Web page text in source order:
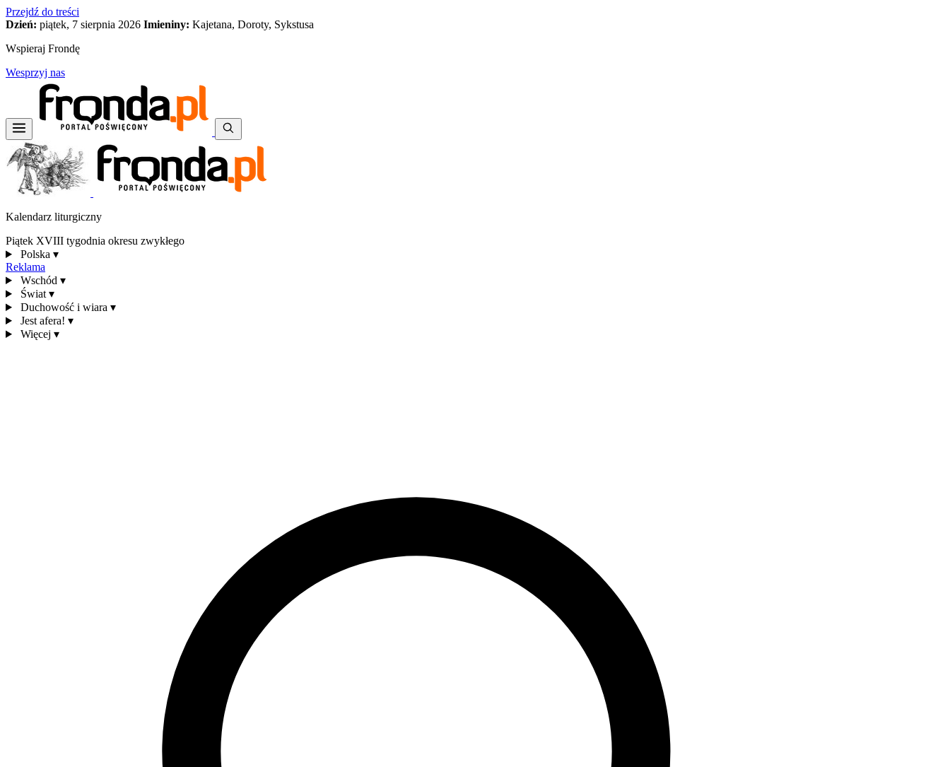
Przejdź do treści
Dzień: piątek, 7 sierpnia 2026 Imieniny: Kajetana, Doroty, Sykstusa
Wspieraj Frondę
Wesprzyj nas
Kalendarz liturgiczny
Piątek XVIII tygodnia okresu zwykłego
Polska ▾
Reklama
Wschód ▾
Świat ▾
Duchowość i wiara ▾
Jest afera! ▾
Więcej ▾